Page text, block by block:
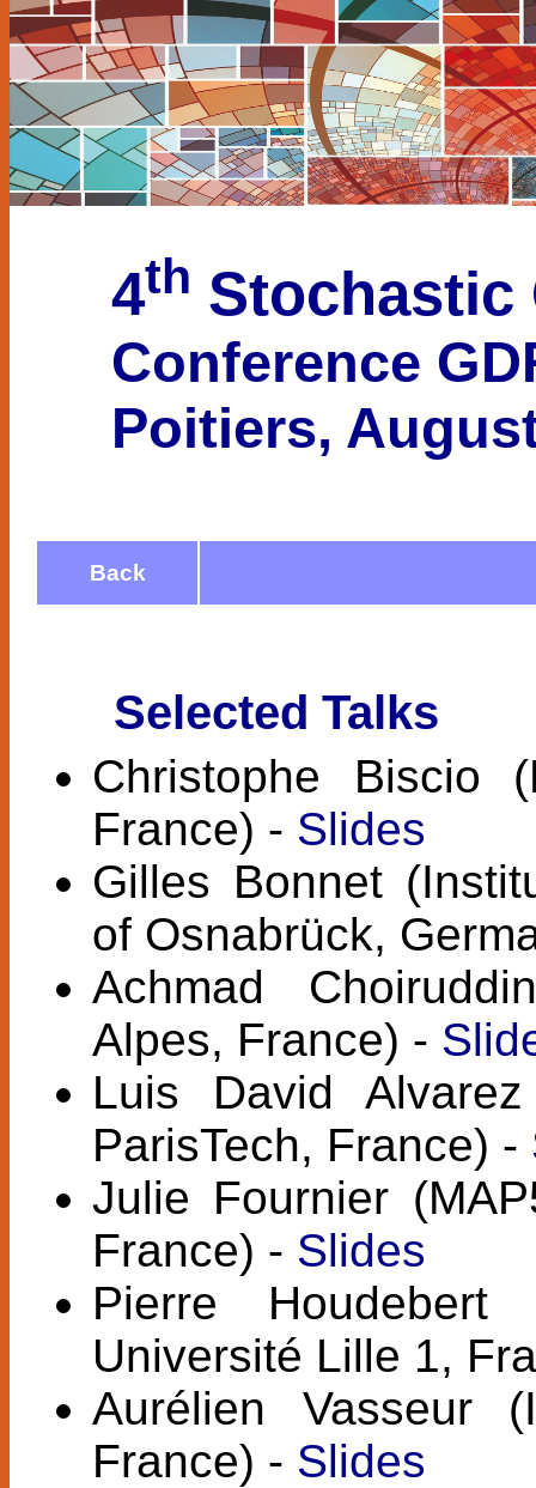
4th Stochastic
Conference
Poitiers,
Back
Selected Talks
Christophe Biscio
France) - Slides
Gilles Bonnet
of Osnabrück,
Achmad
Alpes, France) -
Luis David
ParisTech, France) -
Julie Fournier
France) - Slides
Pierre Houdebert
Université Lille 1,
Aurélien Vasseur
France) - Slides